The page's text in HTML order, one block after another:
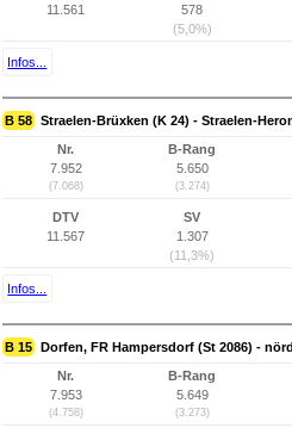
11.561
578
(5,0%)
Infos...
B 58 Straelen-Brüxken (K 24) - Straelen-
Nr.
7.952
(7.068)
B-Rang
5.650
(3.274)
DTV
11.567
SV
1.307
(11,3%)
Infos...
B 15 Dorfen, FR Hampersdorf (St 2086) -
Nr.
7.953
(4.758)
B-Rang
5.649
(3.273)